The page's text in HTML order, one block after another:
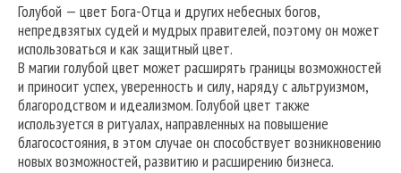
Голубой — цвет Бога-Отца и других небесных богов,
непредвзятых судей и мудрых правителей, поэтому он может
использоваться и как защитный цвет.
В магии голубой цвет может расширять границы возможностей
и приносит успех, уверенность и силу, наряду с альтруизмом,
благородством и идеализмом. Голубой цвет также
используется в ритуалах, направленных на повышение
благосостояния, в этом случае он способствует возникновению
новых возможностей, развитию и расширению бизнеса.